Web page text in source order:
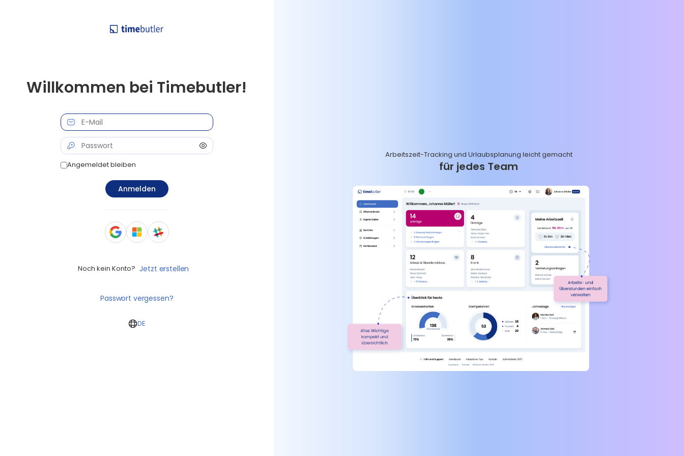
Willkommen bei Timebutler!
Angemeldet bleiben
Anmelden
Noch kein Konto? Jetzt erstellen
Passwort vergessen?
DE
Arbeitszeit-Tracking und Urlaubsplanung leicht gemacht
für jedes Team